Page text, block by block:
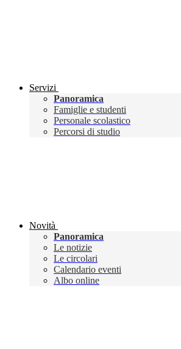
Servizi
Panoramica
Famiglie e studenti
Personale scolastico
Percorsi di studio
Novità
Panoramica
Le notizie
Le circolari
Calendario eventi
Albo online